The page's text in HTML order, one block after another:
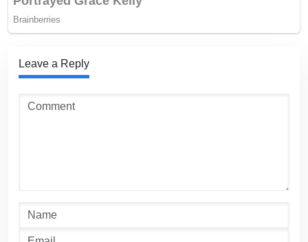
Leave a Reply